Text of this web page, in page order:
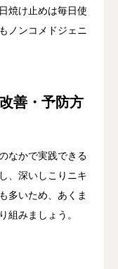
焼け止めは毎日使
ノンコメドジェニ
善・予防方
なかで実践できる
、深いしこりニキ
多いため、あくま
組みましょう。